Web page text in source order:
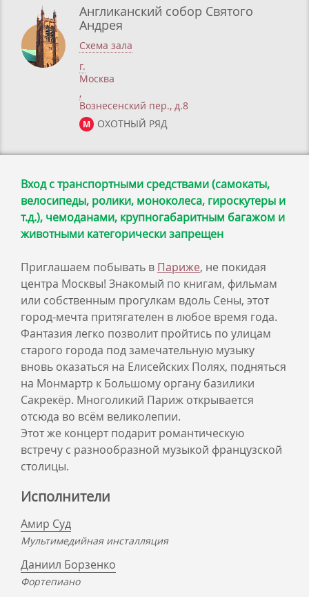
Англиканский собор Святого
Андрея
Схема зала
г.
Москва
,
Вознесенский пер., д.8
М ОХОТНЫЙ РЯД
Вход с транспортными средствами (самокаты,
велосипеды, ролики, моноколеса, гироскутеры и
т.д.), чемоданами, крупногабаритным багажом и
животными категорически запрещен
Приглашаем побывать в Париже, не покидая
центра Москвы! Знакомый по книгам, фильмам
или собственным прогулкам вдоль Сены, этот
город-мечта притягателен в любое время года.
Фантазия легко позволит пройтись по улицам
старого города под замечательную музыку
вновь оказаться на Елисейских Полях, подняться
на Монмартр к Большому органу базилики
Сакрекёр. Многоликий Париж открывается
отсюда во всём великолепии.
Этот же концерт подарит романтическую
встречу с разнообразной музыкой французской
столицы.
Исполнители
Амир Суд
Мультимедийная инсталляция
Даниил Борзенко
Фортепиано